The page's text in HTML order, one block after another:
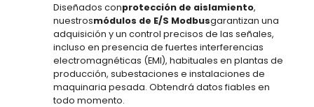
Diseñados conprotección de aislamiento,
nuestrosmódulos de E/S Modbusgarantizan una
adquisición y un control precisos de las señales,
incluso en presencia de fuertes interferencias
electromagnéticas (EMI), habituales en plantas de
producción, subestaciones e instalaciones de
maquinaria pesada. Obtendrá datos fiables en
todo momento.